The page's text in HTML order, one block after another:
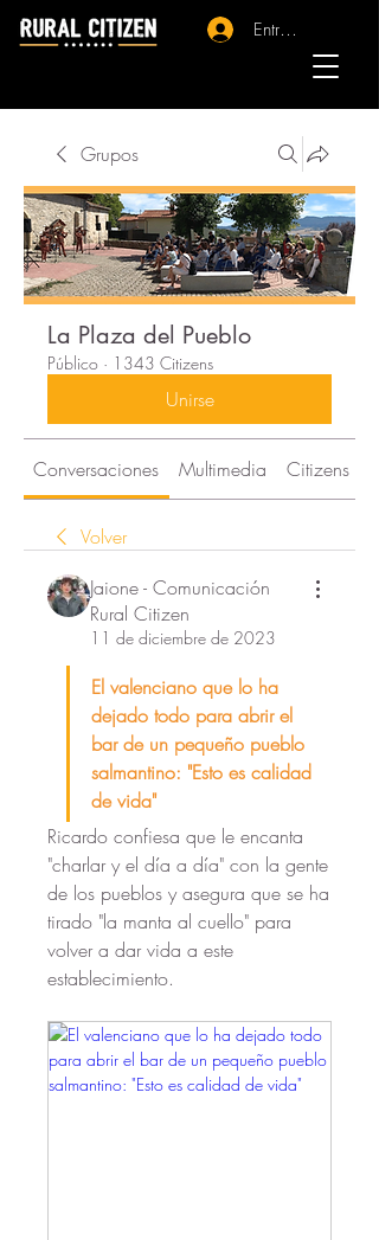
Entrar - Registro
Grupos
La Plaza del Pueblo
Público · 1343 Citizens
Unirse
Conversaciones Multimedia Citizens
Volver
Jaione - Comunicación
Rural Citizen
11 de diciembre de 2023
El valenciano que lo ha
dejado todo para abrir el
bar de un pequeño pueblo
salmantino: "Esto es calidad
de vida"
Ricardo confiesa que le encanta
"charlar y el día a día" con la gente
de los pueblos y asegura que se ha
tirado "la manta al cuello" para
volver a dar vida a este
establecimiento.